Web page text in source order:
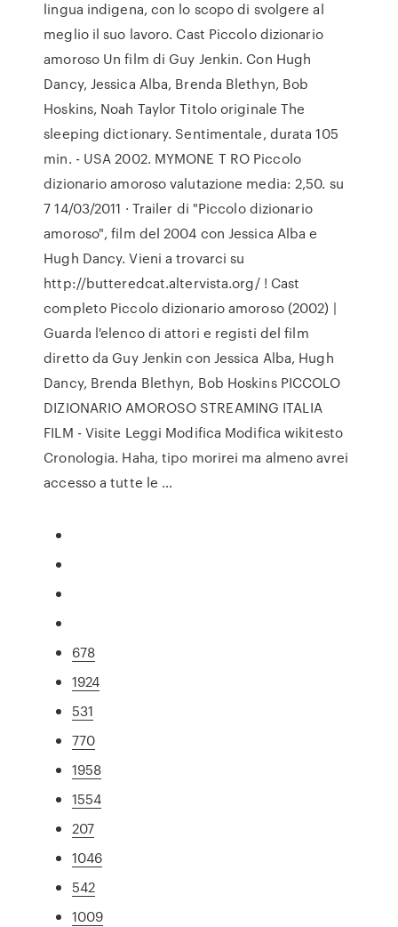
lingua indigena, con lo scopo di svolgere al
meglio il suo lavoro. Cast Piccolo dizionario
amoroso Un film di Guy Jenkin. Con Hugh
Dancy, Jessica Alba, Brenda Blethyn, Bob
Hoskins, Noah Taylor Titolo originale The
sleeping dictionary. Sentimentale, durata 105
min. - USA 2002. MYMONE T RO Piccolo
dizionario amoroso valutazione media: 2,50. su
7 14/03/2011 · Trailer di "Piccolo dizionario
amoroso", film del 2004 con Jessica Alba e
Hugh Dancy. Vieni a trovarci su
http://butteredcat.altervista.org/ ! Cast
completo Piccolo dizionario amoroso (2002) |
Guarda l'elenco di attori e registi del film
diretto da Guy Jenkin con Jessica Alba, Hugh
Dancy, Brenda Blethyn, Bob Hoskins PICCOLO
DIZIONARIO AMOROSO STREAMING ITALIA
FILM - Visite Leggi Modifica Modifica wikitesto
Cronologia. Haha, tipo morirei ma almeno avrei
accesso a tutte le …
678
1924
531
770
1958
1554
207
1046
542
1009